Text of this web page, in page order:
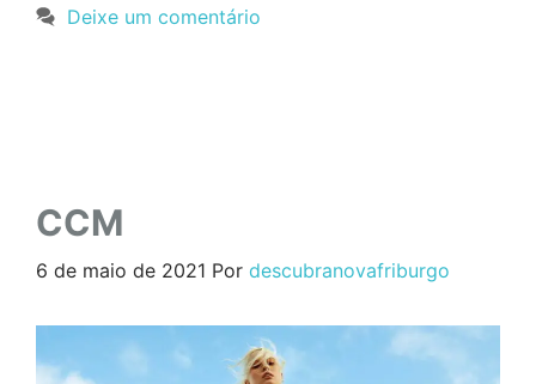
Deixe um comentário
CCM
6 de maio de 2021 Por descubranovafriburgo